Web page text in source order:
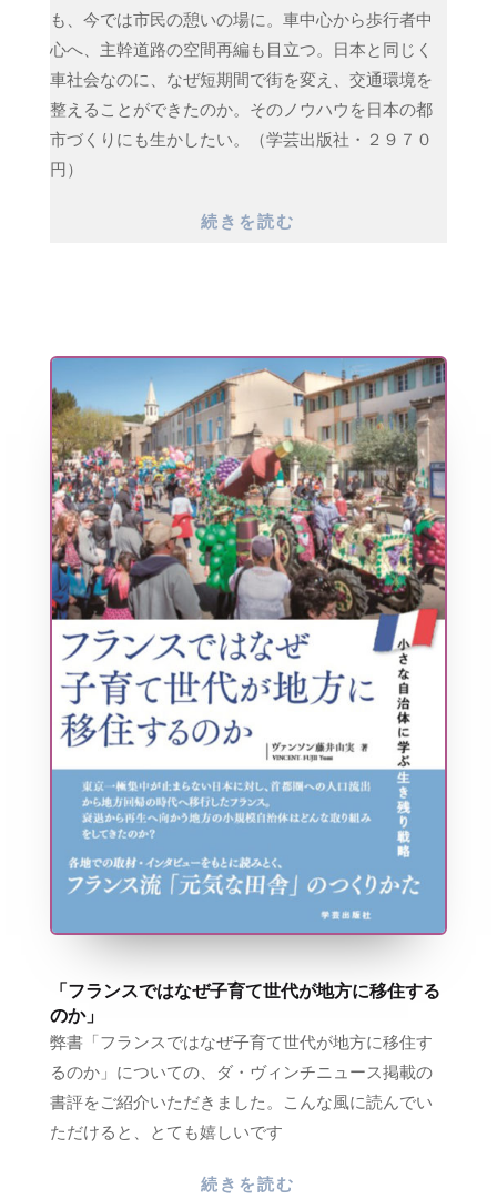
も、今では市民の憩いの場に。車中心から歩行者中
心へ、主幹道路の空間再編も目立つ。日本と同じく
車社会なのに、なぜ短期間で街を変え、交通環境を
整えることができたのか。そのノウハウを日本の都
市づくりにも生かしたい。（学芸出版社・２９７０
円）
続きを読む
「フランスではなぜ子育て世代が地方に移住する
のか」
弊書「フランスではなぜ子育て世代が地方に移住す
るのか」についての、ダ・ヴィンチニュース掲載の
書評をご紹介いただきました。こんな風に読んでい
ただけると、とても嬉しいです
続きを読む